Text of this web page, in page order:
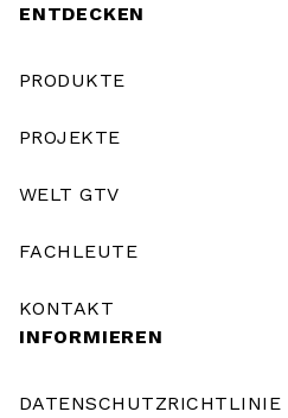
ENTDECKEN
PRODUKTE
PROJEKTE
WELT GTV
FACHLEUTE
KONTAKT
INFORMIEREN
DATENSCHUTZRICHTLINIE